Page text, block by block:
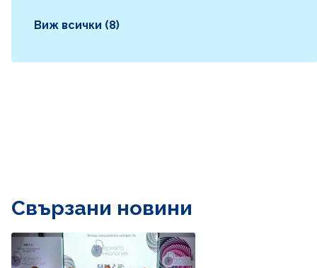
Виж всички (8)
Свързани новини